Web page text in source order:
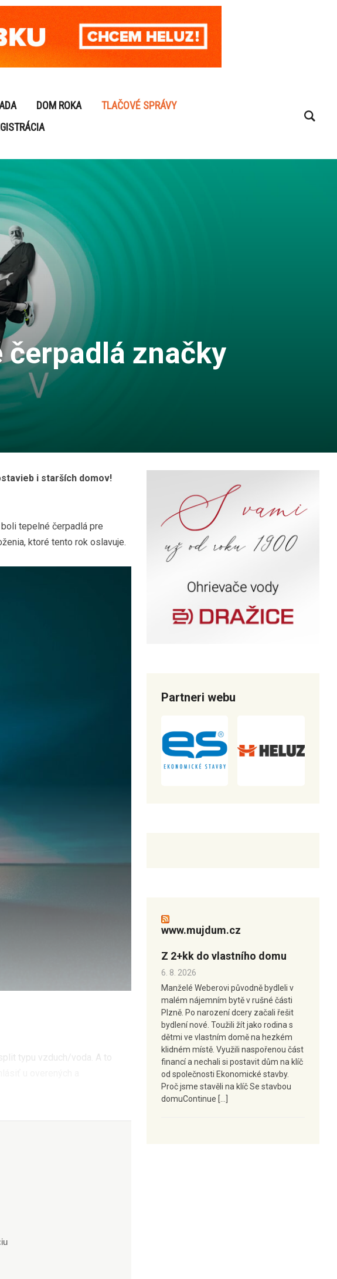
DOM ROKA
TLAČOVÉ SPRÁVY
značky
i starších domov!
tepelné čerpadlá pre
ktoré tento rok oslavuje.
typu vzduch/voda. A to
Partneri webu
www.mujdum.cz
Z 2+kk do vlastního domu
6. 8. 2026
Manželé Weberovi původně bydleli v
malém nájemním bytě v rušné části
Plzně. Po narození dcery začali řešit
bydlení nové. Toužili žít jako rodina s
dětmi ve vlastním domě na hezkém
klidném místě. Využili naspořenou část
financí a nechali si postavit dům na klíč
od společnosti Ekonomické stavby.
Proč jsme stavěli na klíč Se stavbou
domuContinue […]